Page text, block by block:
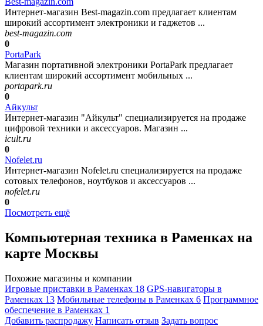
Интернет-магазин Best-magazin.com предлагает клиентам
широкий ассортимент электроники и гаджетов ...
best-magazin.com
0
PortaPark
Магазин портативной электроники PortaPark предлагает
клиентам широкий ассортимент мобильных ...
portapark.ru
0
Айкульт
Интернет-магазин "Айкульт" специализируется на продаже
цифровой техники и аксессуаров. Магазин ...
icult.ru
0
Nofelet.ru
Интернет-магазин Nofelet.ru специализируется на продаже
сотовых телефонов, ноутбуков и аксессуаров ...
nofelet.ru
0
Посмотреть ещё
Компьютерная техника в Раменках на
карте Москвы
Похожие магазины и компании
Игровые приставки в Раменках 18 GPS-навигаторы в
Раменках 13 Мобильные телефоны в Раменках 6 Программное
обеспечение в Раменках 1
Добавить раcпродажу Написать отзыв Задать вопрос